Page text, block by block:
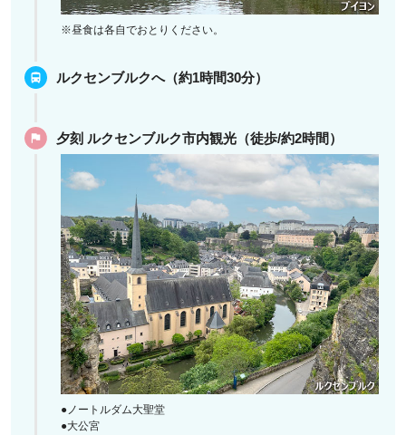
※昼食は各自でおとりください。
ルクセンブルクへ（約1時間30分）
夕刻 ルクセンブルク市内観光（徒歩/約2時間）
●ノートルダム大聖堂
●大公宮